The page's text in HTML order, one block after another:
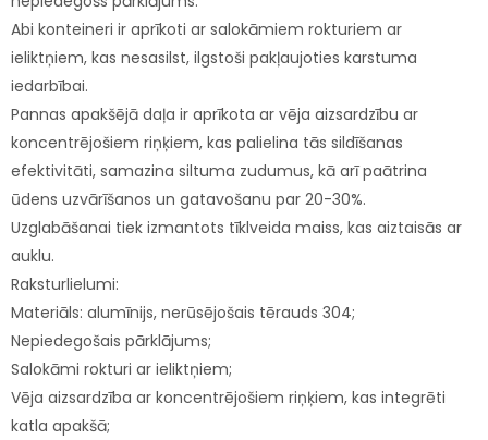
Abi konteineri ir aprīkoti ar salokāmiem rokturiem ar
ieliktņiem, kas nesasilst, ilgstoši pakļaujoties karstuma
iedarbībai.
Pannas apakšējā daļa ir aprīkota ar vēja aizsardzību ar
koncentrējošiem riņķiem, kas palielina tās sildīšanas
efektivitāti, samazina siltuma zudumus, kā arī paātrina
ūdens uzvārīšanos un gatavošanu par 20-30%.
Uzglabāšanai tiek izmantots tīklveida maiss, kas aiztaisās ar
auklu.
Raksturlielumi:
Materiāls: alumīnijs, nerūsējošais tērauds 304;
Nepiedegošais pārklājums;
Salokāmi rokturi ar ieliktņiem;
Vēja aizsardzība ar koncentrējošiem riņķiem, kas integrēti
katla apakšā;